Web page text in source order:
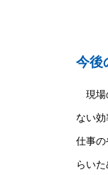
今後
現場
ない
仕事
らい